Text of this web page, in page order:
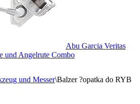
Abu Garcia Veritas
und Angelrute Combo
und Messer\Balzer ?opatka do RYB